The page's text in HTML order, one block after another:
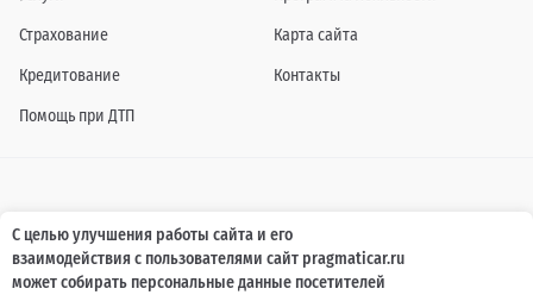
Страхование
Кредитование
Помощь при ДТП
Карта сайта
Контакты
Информация о технических характеристиках, составе комплектаций, цветовой
гамме и стоимости автомобилей, а также действующих акциях, сроках и условиях
их проведения, указанных на сайте www.pragmaticar.ru, носит информационный
характер и ни при каких условиях не является публичной офертой,
С целью улучшения работы сайта и его
взаимодействия с пользователями сайт pragmaticar.ru
может собирать персональные данные посетителей